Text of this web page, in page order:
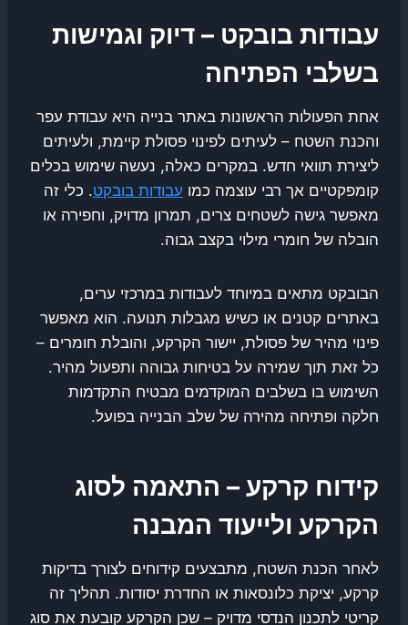
עבודות בובקט – דיוק וגמישות
בשלבי הפתיחה
אחת הפעולות הראשונות באתר בנייה היא עבודת עפר
והכנת השטח – לעיתים לפינוי פסולת קיימת, ולעיתים
ליצירת תוואי חדש. במקרים כאלה, נעשה שימוש בכלים
קומפקטיים אך רבי עוצמה כמו עבודות בובקט. כלי זה
מאפשר גישה לשטחים צרים, תמרון מדויק, וחפירה או
הובלה של חומרי מילוי בקצב גבוה.
הבובקט מתאים במיוחד לעבודות במרכזי ערים,
באתרים קטנים או כשיש מגבלות תנועה. הוא מאפשר
פינוי מהיר של פסולת, יישור הקרקע, והובלת חומרים –
כל זאת תוך שמירה על בטיחות גבוהה ותפעול מהיר.
השימוש בו בשלבים המוקדמים מבטיח התקדמות
חלקה ופתיחה מהירה של שלב הבנייה בפועל.
קידוח קרקע – התאמה לסוג
הקרקע ולייעוד המבנה
לאחר הכנת השטח, מתבצעים קידוחים לצורך בדיקות
קרקע, יציקת כלונסאות או החדרת יסודות. תהליך זה
קריטי לתכנון הנדסי מדויק – שכן הקרקע קובעת את סוג